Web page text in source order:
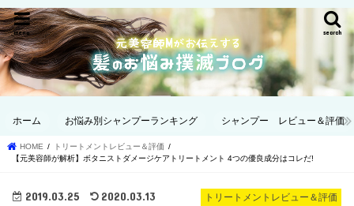
search
menu
ホーム お悩み別シャンプーランキング シャンプー レビュー＆評価
HOME
トリートメントレビュー＆評価
【元美容師が解析】ボタニストダメージケアトリートメント 4つの優良成分はコレだ!
トリートメントレビュー＆評価
2019.03.25 2020.03.13